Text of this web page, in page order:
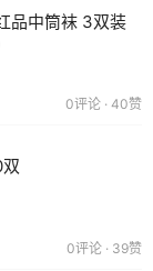
品中筒袜 3双装
0评论 · 40赞
0评论 · 39赞